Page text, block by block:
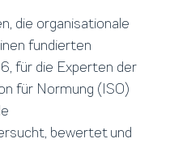
die organisationale
fundierten
für die Experten der
für Normung (ISO)
bewertet und